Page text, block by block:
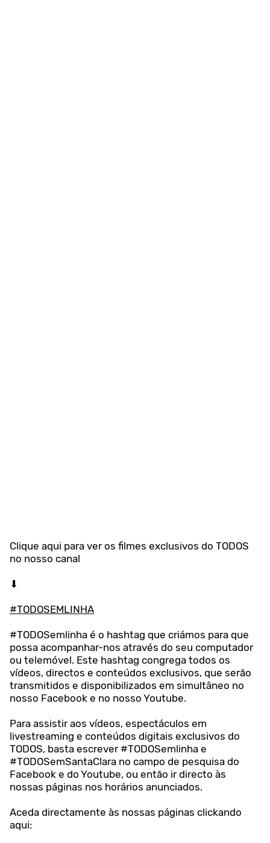
Clique aqui para ver os filmes exclusivos do TODOS
no nosso canal
⬇
#TODOSEMLINHA
#TODOSemlinha é o hashtag que criámos para que
possa acompanhar-nos através do seu computador
ou telemóvel. Este hashtag congrega todos os
vídeos, directos e conteúdos exclusivos, que serão
transmitidos e disponibilizados em simultâneo no
nosso Facebook e no nosso Youtube.
Para assistir aos vídeos, espectáculos em
livestreaming e conteúdos digitais exclusivos do
TODOS, basta escrever #TODOSemlinha e
#TODOSemSantaClara no campo de pesquisa do
Facebook e do Youtube, ou então ir directo às
nossas páginas nos horários anunciados.
Aceda directamente às nossas páginas clickando
aqui: